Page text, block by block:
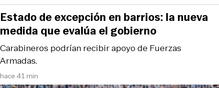
hace 41 min
Carabineros podrían recibir apoyo de Fuerzas
Armadas.
Estado de excepción en barrios: la nueva
medida que evalúa el gobierno